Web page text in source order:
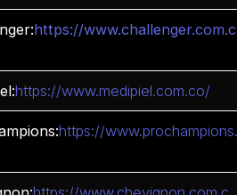
https://www.challenger.com.c
https://www.medipiel.com.co/
https://